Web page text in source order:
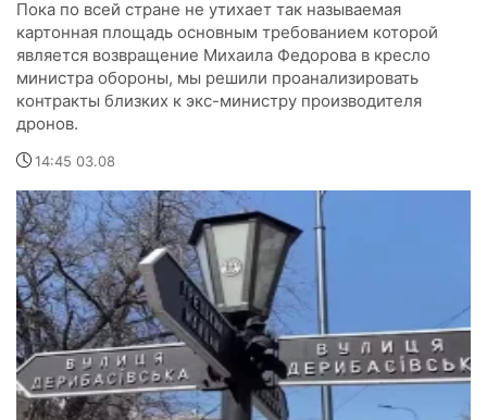
Пока по всей стране не утихает так называемая
картонная площадь основным требованием которой
является возвращение Михаила Федорова в кресло
министра обороны, мы решили проанализировать
контракты близких к экс-министру производителя
дронов.
14:45 03.08